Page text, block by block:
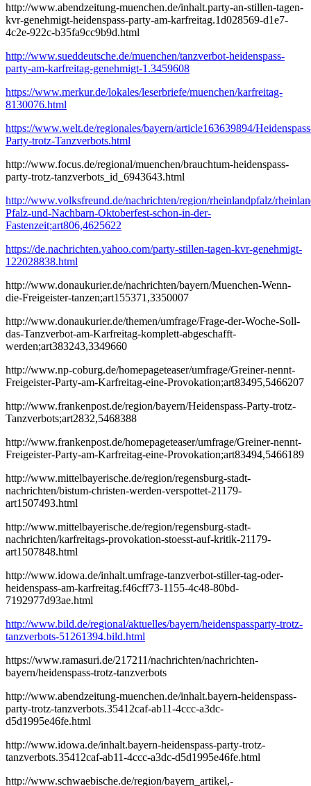
http://www.abendzeitung-muenchen.de/inhalt.party-an-stillen-tagen-
kvr-genehmigt-heidenspass-party-am-karfreitag.1d028569-d1e7-
4c2e-922c-b35fa9cc9b9d.html
http://www.sueddeutsche.de/muenchen/tanzverbot-heidenspass-
party-am-karfreitag-genehmigt-1.3459608
https://www.merkur.de/lokales/leserbriefe/muenchen/karfreitag-
8130076.html
https://www.welt.de/regionales/bayern/article163639894/
Party-trotz-Tanzverbots.html
http://www.focus.de/regional/muenchen/brauchtum-heidenspass-
party-trotz-tanzverbots_id_6943643.html
http://www.volksfreund.de/nachrichten/region/rheinlandpfalz/
Pfalz-und-Nachbarn-Oktoberfest-schon-in-der-
Fastenzeit;art806,4625622
https://de.nachrichten.yahoo.com/party-stillen-tagen-kvr-genehmigt-
122028838.html
http://www.donaukurier.de/nachrichten/bayern/Muenchen-Wenn-
die-Freigeister-tanzen;art155371,3350007
http://www.donaukurier.de/themen/umfrage/Frage-der-Woche-Soll-
das-Tanzverbot-am-Karfreitag-komplett-abgeschafft-
werden;art383243,3349660
http://www.np-coburg.de/homepageteaser/umfrage/Greiner-nennt-
Freigeister-Party-am-Karfreitag-eine-Provokation;art83495,5466207
http://www.frankenpost.de/region/bayern/Heidenspass-Party-trotz-
Tanzverbots;art2832,5468388
http://www.frankenpost.de/homepageteaser/umfrage/Greiner-nennt-
Freigeister-Party-am-Karfreitag-eine-Provokation;art83494,5466189
http://www.mittelbayerische.de/region/regensburg-stadt-
nachrichten/bistum-christen-werden-verspottet-21179-
art1507493.html
http://www.mittelbayerische.de/region/regensburg-stadt-
nachrichten/karfreitags-provokation-stoesst-auf-kritik-21179-
art1507848.html
http://www.idowa.de/inhalt.umfrage-tanzverbot-stiller-tag-oder-
heidenspass-am-karfreitag.f46cff73-1155-4c48-80bd-
7192977d93ae.html
http://www.bild.de/regional/aktuelles/bayern/heidenspassparty-trotz-
tanzverbots-51261394.bild.html
https://www.ramasuri.de/217211/nachrichten/nachrichten-
bayern/heidenspass-trotz-tanzverbots
http://www.abendzeitung-muenchen.de/inhalt.bayern-heidenspass-
party-trotz-tanzverbots.35412caf-ab11-4ccc-a3dc-
d5d1995e46fe.html
http://www.idowa.de/inhalt.bayern-heidenspass-party-trotz-
tanzverbots.35412caf-ab11-4ccc-a3dc-d5d1995e46fe.html
http://www.schwaebische.de/region/bayern_artikel,-